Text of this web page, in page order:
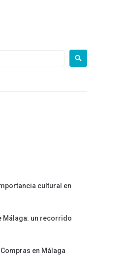
cultural en
Málaga: un recorrido
en Málaga